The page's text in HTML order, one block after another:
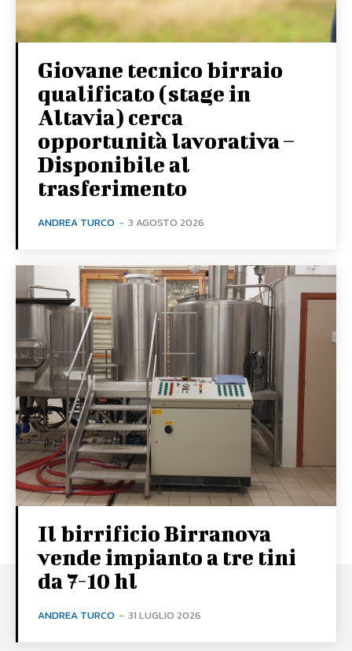
Giovane tecnico birraio
qualificato (stage in
Altavia) cerca
opportunità lavorativa –
Disponibile al
trasferimento
ANDREA TURCO - 3 AGOSTO 2026
Il birrificio Birranova
vende impianto a tre tini
da 7-10 hl
ANDREA TURCO - 31 LUGLIO 2026